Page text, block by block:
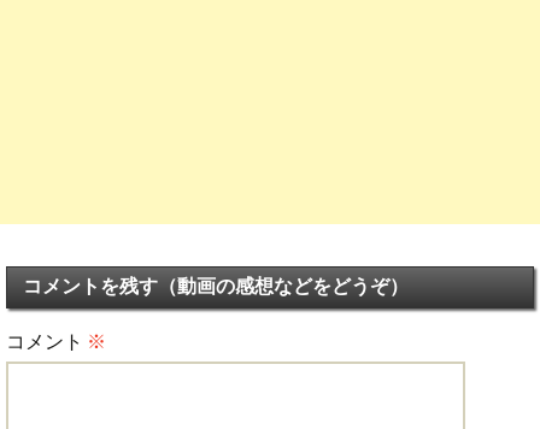
コメントを残す（動画の感想などをどうぞ）
コメント ※